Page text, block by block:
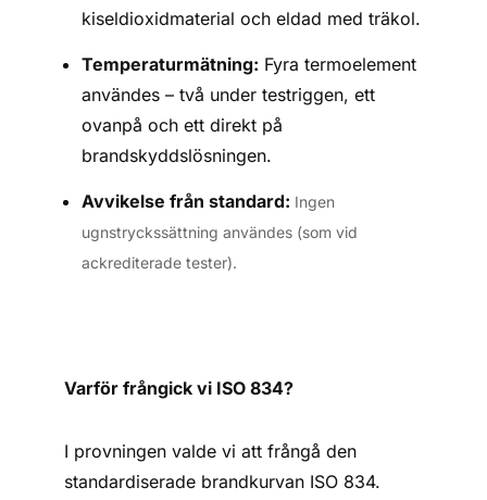
kiseldioxidmaterial och eldad med träkol.
Temperaturmätning: Fyra termoelement
användes – två under testriggen, ett
ovanpå och ett direkt på
brandskyddslösningen.
Avvikelse från standard: Ingen
ugnstryckssättning användes (som vid
ackrediterade tester).
Varför frångick vi ISO 834?
I provningen valde vi att frångå den
standardiserade brandkurvan ISO 834.